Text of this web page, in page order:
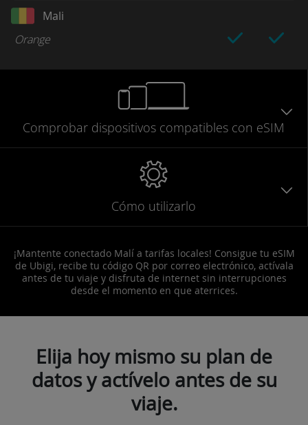
Mali
Orange
Comprobar dispositivos compatibles con eSIM
Cómo utilizarlo
¡Mantente conectado Malí a tarifas locales! Consigue tu eSIM
de Ubigi, recibe tu código QR por correo electrónico, actívala
antes de tu viaje y disfruta de internet sin interrupciones
desde el momento en que aterrices.
Elija hoy mismo su plan de
datos y actívelo antes de su
viaje.